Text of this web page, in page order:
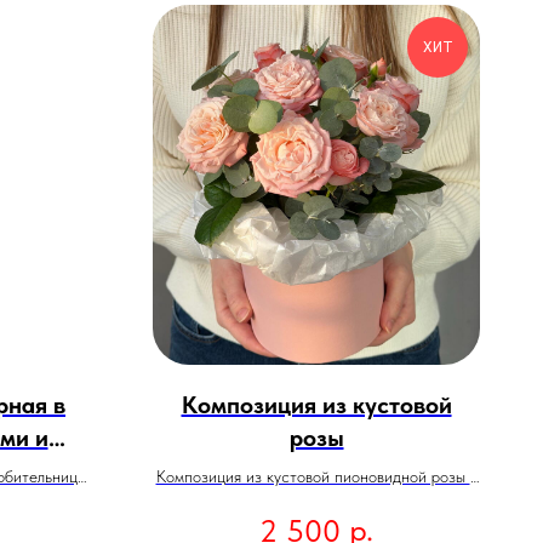
в
и
ХИТ
Композиция из кустовой
розы
Композиция из кустовой пионовидной розы в
Состав: Кустовая роза - 3 шт
2 500 р.